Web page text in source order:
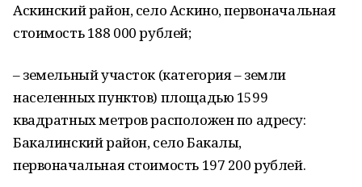
Аскинский район, село Аскино, первоначальная
стоимость 188 000 рублей;
– земельный участок (категория – земли
населенных пунктов) площадью 1599
квадратных метров расположен по адресу:
Бакалинский район, село Бакалы,
первоначальная стоимость 197 200 рублей.